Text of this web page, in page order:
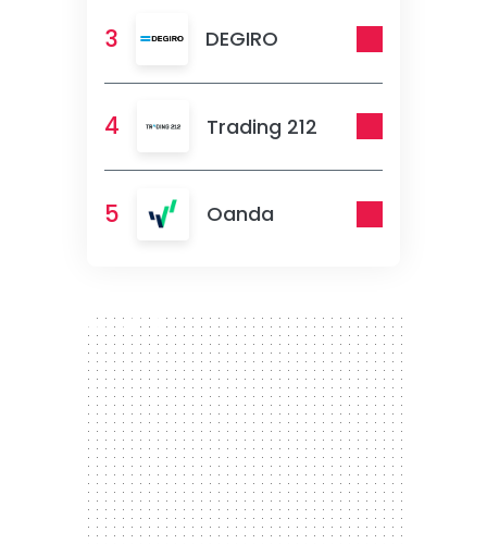
3 DEGIRO
4 Trading 212
5 Oanda
300 x 250